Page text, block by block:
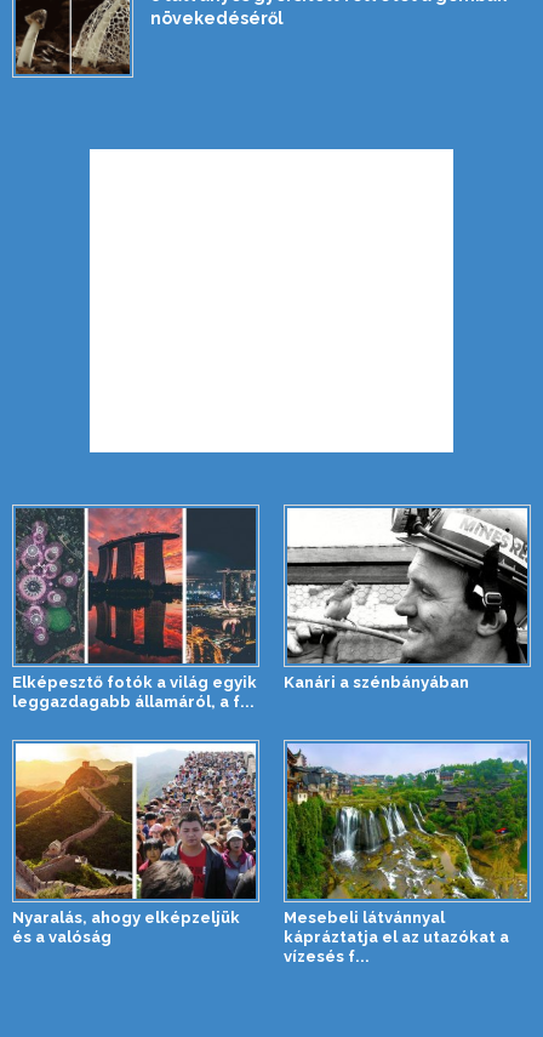
növekedéséről
Elképesztő fotók a világ egyik
leggazdagabb államáról, a f...
Kanári a szénbányában
Nyaralás, ahogy elképzeljük
és a valóság
Mesebeli látvánnyal
kápráztatja el az utazókat a
vízesés f...